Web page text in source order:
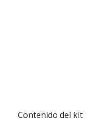
Contenido del kit